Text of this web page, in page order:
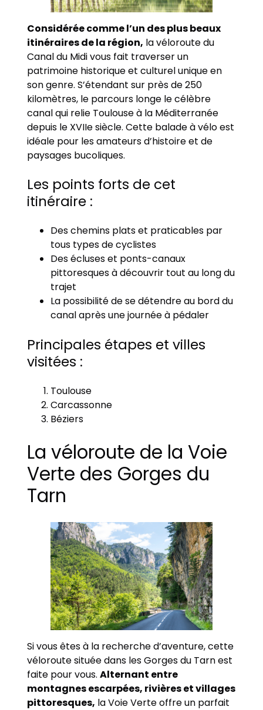
Considérée comme l’un des plus beaux
itinéraires de la région, la véloroute du
Canal du Midi vous fait traverser un
patrimoine historique et culturel unique en
son genre. S’étendant sur près de 250
kilomètres, le parcours longe le célèbre
canal qui relie Toulouse à la Méditerranée
depuis le XVIIe siècle. Cette balade à vélo est
idéale pour les amateurs d’histoire et de
paysages bucoliques.
Les points forts de cet
itinéraire :
Des chemins plats et praticables par
tous types de cyclistes
Des écluses et ponts-canaux
pittoresques à découvrir tout au long du
trajet
La possibilité de se détendre au bord du
canal après une journée à pédaler
Principales étapes et villes
visitées :
Toulouse
Carcassonne
Béziers
La véloroute de la Voie
Verte des Gorges du
Tarn
Si vous êtes à la recherche d’aventure, cette
véloroute située dans les Gorges du Tarn est
faite pour vous.Alternant entre
montagnes escarpées, rivières et villages
pittoresques, la Voie Verte offre un parfait